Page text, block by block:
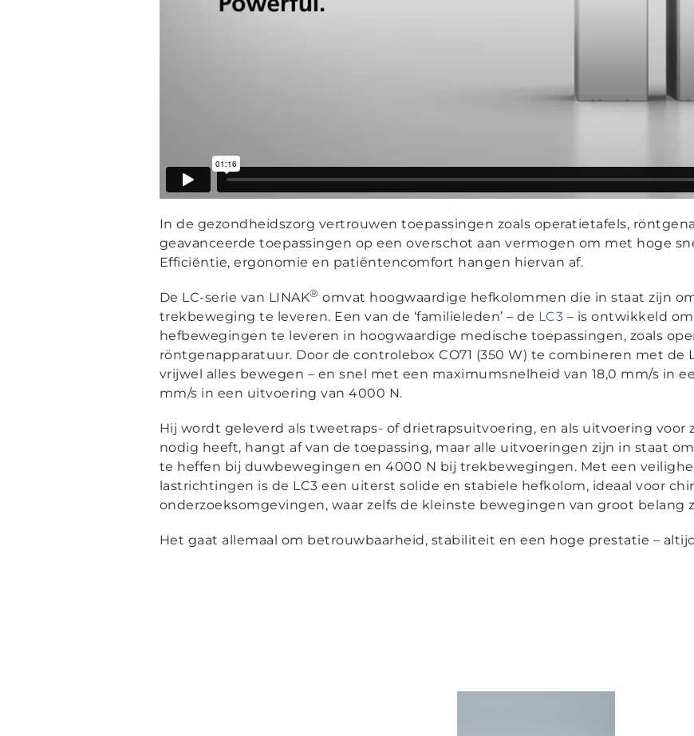
In de gezondheidszorg vertrouwen toepassingen zoals operatietafels,
geavanceerde toepassingen op een overschot aan vermogen om met hoge
Efficiëntie, ergonomie en patiëntencomfort hangen hiervan af.
De LC-serie van LINAK® omvat hoogwaardige hefkolommen die in staat zijn
trekbeweging te leveren. Een van de ‘familieleden’ – de LC3 – is ontwikkeld
hefbewegingen te leveren in hoogwaardige medische toepassingen, zoals
röntgenapparatuur. Door de controlebox CO71 (350 W) te combineren met de
vrijwel alles bewegen – en snel met een maximumsnelheid van 18,0 mm/s in
mm/s in een uitvoering van 4000 N.
Hij wordt geleverd als tweetraps- of drietrapsuitvoering, en als uitvoering voor
nodig heeft, hangt af van de toepassing, maar alle uitvoeringen zijn in staat
te heffen bij duwbewegingen en 4000 N bij trekbewegingen. Met een
lastrichtingen is de LC3 een uiterst solide en stabiele hefkolom, ideaal voor
onderzoeksomgevingen, waar zelfs de kleinste bewegingen van groot belang
Het gaat allemaal om betrouwbaarheid, stabiliteit en een hoge prestatie –